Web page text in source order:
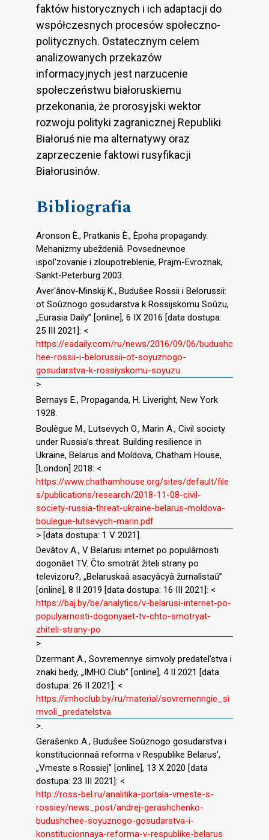
faktów historycznych i ich adaptacji do
współczesnych procesów społeczno-
politycznych. Ostatecznym celem
analizowanych przekazów
informacyjnych jest narzucenie
społeczeństwu białoruskiemu
przekonania, że prorosyjski wektor
rozwoju polityki zagranicznej Republiki
Białoruś nie ma alternatywy oraz
zaprzeczenie faktowi rusyfikacji
Białorusinów.
Bibliografia
Aronson È., Pratkanis È., Èpoha propagandy.
Mehanizmy ubeždeniâ. Povsednevnoe
ispol′zovanie i zloupotreblenie, Prajm-Evroznak,
Sankt-Peterburg 2003.
Aver′ânov-Minskij K., Buduŝee Rossii i Belorussii:
ot Soûznogo gosudarstva k Rossijskomu Soûzu,
„Eurasia Daily” [online], 6 IX 2016 [data dostupa:
25 III 2021]: <
https://eadaily.com/ru/news/2016/09/06/budushc
hee-rossii-i-belorussii-ot-soyuznogo-
gosudarstva-k-rossiyskomu-soyuzu
>.
Bernays E., Propaganda, H. Liveright, New York
1928.
Boulègue M., Lutsevych O., Marin A., Civil society
under Russia’s threat. Building resilience in
Ukraine, Belarus and Moldova, Chatham House,
[London] 2018: <
https://www.chathamhouse.org/sites/default/file
s/publications/research/2018-11-08-civil-
society-russia-threat-ukraine-belarus-moldova-
boulegue-lutsevych-marin.pdf
> [data dostupa: 1 V 2021].
Devâtov A., V Belarusi internet po populârnosti
dogonâet TV. Čto smotrât žiteli strany po
televizoru?, „Belaruskaâ asacyâcyâ žurnalìstaŭ”
[online], 8 II 2019 [data dostupa: 16 III 2021]: <
https://baj.by/be/analytics/v-belarusi-internet-po-
populyarnosti-dogonyaet-tv-chto-smotryat-
zhiteli-strany-po
>.
Dzermant A., Sovremennye simvoly predatel′stva i
znaki bedy, „IMHO Club” [online], 4 II 2021 [data
dostupa: 26 II 2021]: <
https://imhoclub.by/ru/material/sovremenngie_si
mvoli_predatelstva
>.
Geraŝenko A., Buduŝee Soûznogo gosudarstva i
konstitucionnaâ reforma v Respublike Belarus′,
„Vmeste s Rossiej” [online], 13 X 2020 [data
dostupa: 23 III 2021]: <
http://ross-bel.ru/analitika-portala-vmeste-s-
rossiey/news_post/andrej-gerashchenko-
budushchee-soyuznogo-gosudarstva-i-
konstitucionnaya-reforma-v-respublike-belarus